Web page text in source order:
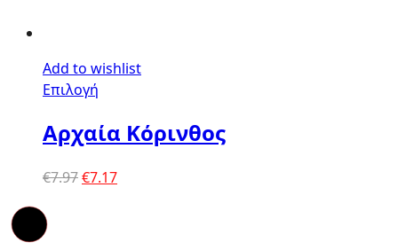
Add to wishlist
Επιλογή
Αρχαία Κόρινθος
€7.97Original
€7.17Η